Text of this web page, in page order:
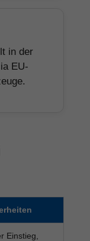
in der
EU-
Einstieg,